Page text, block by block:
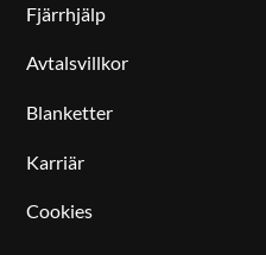
Fjärrhjälp
Avtalsvillkor
Blanketter
Karriär
Cookies